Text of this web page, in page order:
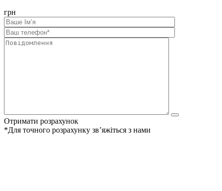
грн
Отримати розрахунок
*Для точного розрахунку звʼяжіться з нами